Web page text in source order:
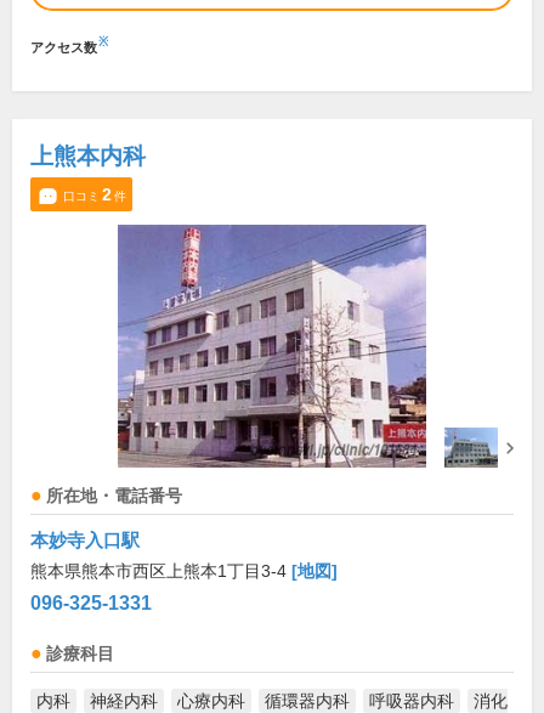
アクセス数※
上熊本内科
口コミ 2件
所在地・電話番号
本妙寺入口駅
熊本県熊本市西区上熊本1丁目3-4 [地図]
096-325-1331
診療科目
内科 神経内科 心療内科 循環器内科 呼吸器内科
消化